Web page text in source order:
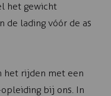
het gewicht
de lading vóór de as
het rijden met een
opleiding bij ons. In